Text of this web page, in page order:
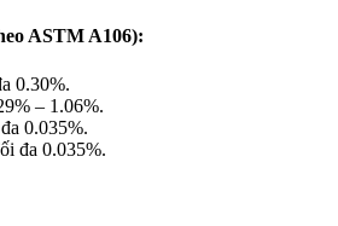
ASTM A106):
0.30%.
– 1.06%.
0.035%.
đa 0.035%.